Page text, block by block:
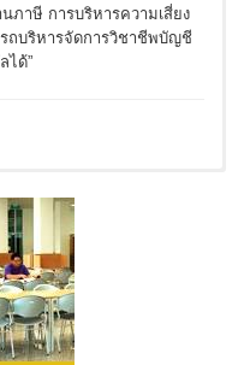
ภาษี การบริหารความเสี่ยง
ถบริหารจัดการวิชาชีพบัญชี
ได้”
2 แผน คือ
ทางการบัญชี)
30
–
ญชี
สระ